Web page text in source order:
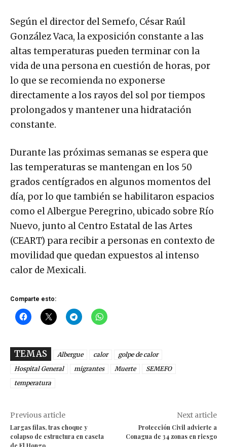
Según el director del Semefo, César Raúl
González Vaca, la exposición constante a las
altas temperaturas pueden terminar con la
vida de una persona en cuestión de horas, por
lo que se recomienda no exponerse
directamente a los rayos del sol por tiempos
prolongados y mantener una hidratación
constante.
Durante las próximas semanas se espera que
las temperaturas se mantengan en los 50
grados centígrados en algunos momentos del
día, por lo que también se habilitaron espacios
como el Albergue Peregrino, ubicado sobre Río
Nuevo, junto al Centro Estatal de las Artes
(CEART) para recibir a personas en contexto de
movilidad que quedan expuestos al intenso
calor de Mexicali.
Comparte esto:
TEMAS Albergue calor
golpe de calor
Hospital General
migrantes Muerte
SEMEFO
temperatura
Previous article
Largas filas, tras choque y
colapso de estructura en caseta
de El Hongo
Next article
Protección Civil advierte a
Conagua de 34 zonas en riesgo